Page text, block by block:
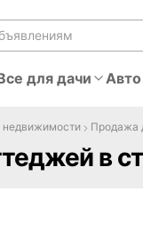
для дачи
Продажа
в